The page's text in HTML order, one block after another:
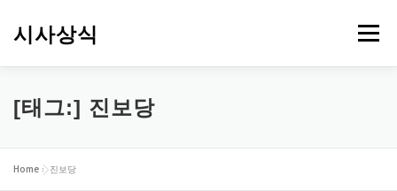
시사상식 메뉴
[태그:] 진보당
Home »진보당